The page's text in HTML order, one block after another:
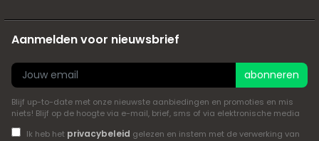
Aanmelden voor nieuwsbrief
abonneren
Blijf up-to-date met onze nieuwste aanbiedingen en promoties en mis
niets! Blijf op de hoogte via e-mail, brief, sms of via elektronische media
Ik heb het privacybeleid gelezen en instem met de verwerking van